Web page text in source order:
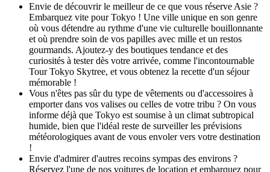
Envie de découvrir le meilleur de ce que vous réserve Asie ?
Embarquez vite pour Tokyo ! Une ville unique en son genre
où vous détendre au rythme d'une vie culturelle bouillonnante
et où prendre soin de vos papilles avec mille et un restos
gourmands. Ajoutez-y des boutiques tendance et des
curiosités à tester dès votre arrivée, comme l'incontournable
Tour Tokyo Skytree, et vous obtenez la recette d'un séjour
mémorable !
Vous n'êtes pas sûr du type de vêtements ou d'accessoires à
emporter dans vos valises ou celles de votre tribu ? On vous
informe déjà que Tokyo est soumise à un climat subtropical
humide, bien que l'idéal reste de surveiller les prévisions
météorologiques avant de vous envoler vers votre destination
!
Envie d'admirer d'autres recoins sympas des environs ?
Réservez l'une de nos voitures de location et embarquez pour